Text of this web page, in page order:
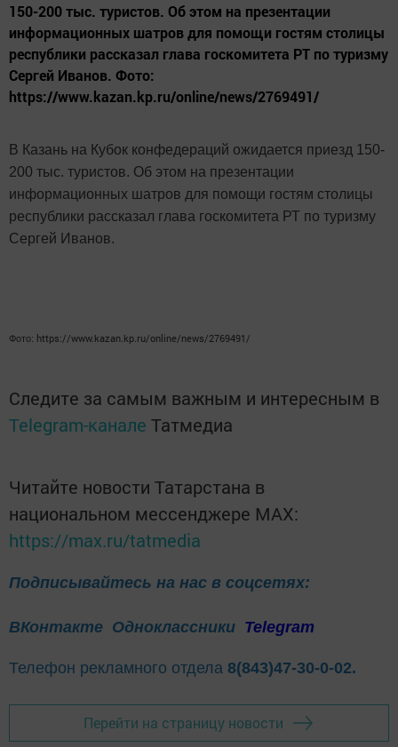
150-200 тыс. туристов. Об этом на презентации
информационных шатров для помощи гостям столицы
республики рассказал глава госкомитета РТ по туризму
Сергей Иванов. Фото:
https://www.kazan.kp.ru/online/news/2769491/
В Казань на Кубок конфедераций ожидается приезд 150-
200 тыс. туристов. Об этом на презентации
информационных шатров для помощи гостям столицы
республики рассказал глава госкомитета РТ по туризму
Сергей Иванов.
Фото: https://www.kazan.kp.ru/online/news/2769491/
Следите за самым важным и интересным в
Telegram-канале Татмедиа
Читайте новости Татарстана в
национальном мессенджере MАХ:
https://max.ru/tatmedia
Подписывайтесь на нас в соцсетях:
ВКонтакте Одноклассники Telegram
Телефон рекламного отдела 8(843)47-30-0-02.
Перейти на страницу новости